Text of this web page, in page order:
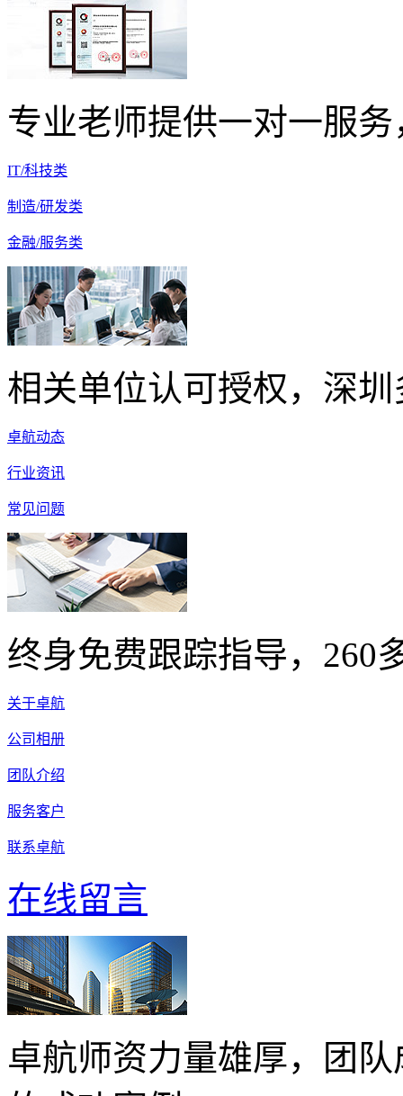
专业老师提供一对一服
IT/科技类
制造/研发类
金融/服务类
相关单位认可授权，深
卓航动态
行业资讯
常见问题
终身免费跟踪指导，260
关于卓航
公司相册
团队介绍
服务客户
联系卓航
在线留言
卓航师资力量雄厚，团